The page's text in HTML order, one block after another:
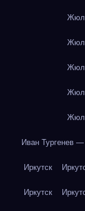
Иван Тургенев
Иркутск
Иркутск